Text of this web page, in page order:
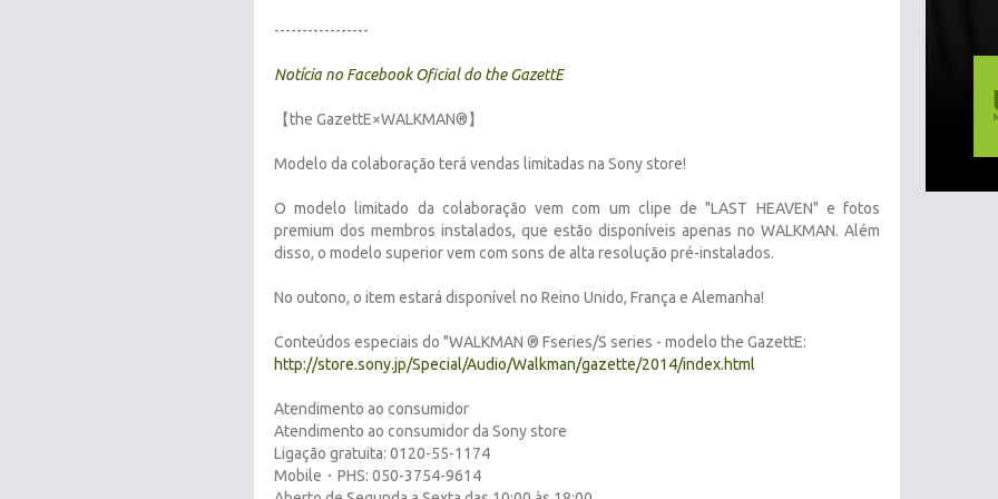
-----------------
Notícia no Facebook Oficial do the GazettE
【the GazettE×WALKMAN®】
Modelo da colaboração terá vendas limitadas na Sony store!
O modelo limitado da colaboração vem com um clipe de "LAST HEAVEN" e fotos
premium dos membros instalados, que estão disponíveis apenas no WALKMAN. Além
disso, o modelo superior vem com sons de alta resolução pré-instalados.
No outono, o item estará disponível no Reino Unido, França e Alemanha!
Conteúdos especiais do "WALKMAN ® Fseries/S series - modelo the GazettE:
http://store.sony.jp/Special/Audio/Walkman/gazette/2014/index.html
Atendimento ao consumidor
Atendimento ao consumidor da Sony store
Ligação gratuita: 0120-55-1174
Mobile・PHS: 050-3754-9614